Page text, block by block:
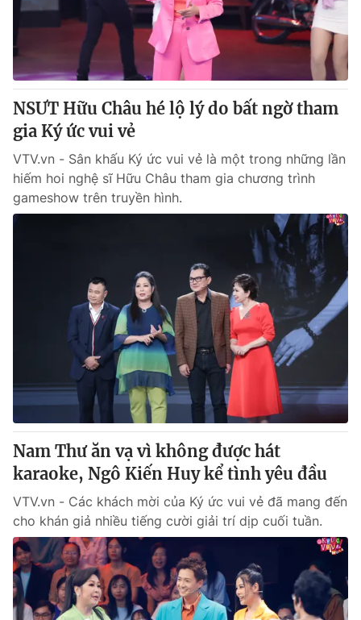
NSƯT Hữu Châu hé lộ lý do bất ngờ tham
gia Ký ức vui vẻ
VTV.vn - Sân khấu Ký ức vui vẻ là một trong những lần
hiếm hoi nghệ sĩ Hữu Châu tham gia chương trình
gameshow trên truyền hình.
Nam Thư ăn vạ vì không được hát
karaoke, Ngô Kiến Huy kể tình yêu đầu
VTV.vn - Các khách mời của Ký ức vui vẻ đã mang đến
cho khán giả nhiều tiếng cười giải trí dịp cuối tuần.